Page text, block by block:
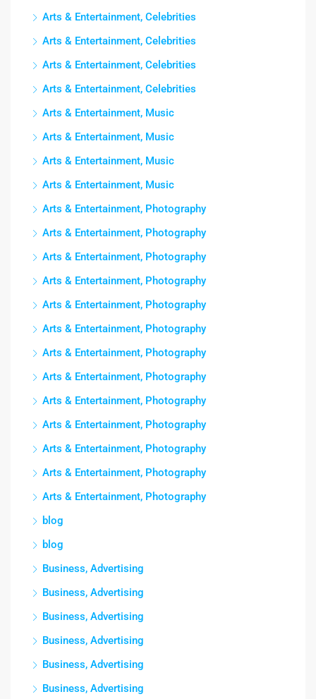
Arts & Entertainment, Celebrities
Arts & Entertainment, Celebrities
Arts & Entertainment, Celebrities
Arts & Entertainment, Celebrities
Arts & Entertainment, Music
Arts & Entertainment, Music
Arts & Entertainment, Music
Arts & Entertainment, Music
Arts & Entertainment, Photography
Arts & Entertainment, Photography
Arts & Entertainment, Photography
Arts & Entertainment, Photography
Arts & Entertainment, Photography
Arts & Entertainment, Photography
Arts & Entertainment, Photography
Arts & Entertainment, Photography
Arts & Entertainment, Photography
Arts & Entertainment, Photography
Arts & Entertainment, Photography
Arts & Entertainment, Photography
Arts & Entertainment, Photography
blog
blog
Business, Advertising
Business, Advertising
Business, Advertising
Business, Advertising
Business, Advertising
Business, Advertising